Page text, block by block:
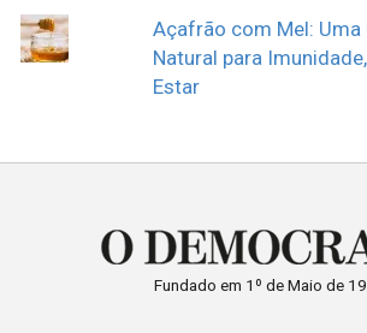
Açafrão com Mel: Uma
Natural para
Estar
Fundado em 1º de Maio de